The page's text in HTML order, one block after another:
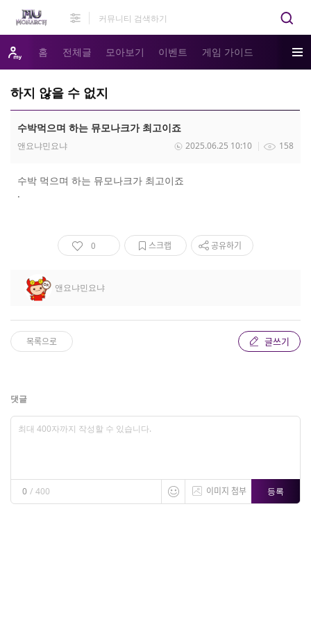
홈 전체글 모아보기 이벤트 게임 가이드
하지 않을 수 없지
수박먹으며 하는 뮤모나크가 최고이죠
앤요냐민요냐 158
2025.06.25 10:10
수박 먹으며 하는 뮤모나크가 최고이죠
.
0 스크랩 공유하기
앤요냐민요냐
목록으로 글쓰기
댓글
0 / 400 이미지 첨부 등록